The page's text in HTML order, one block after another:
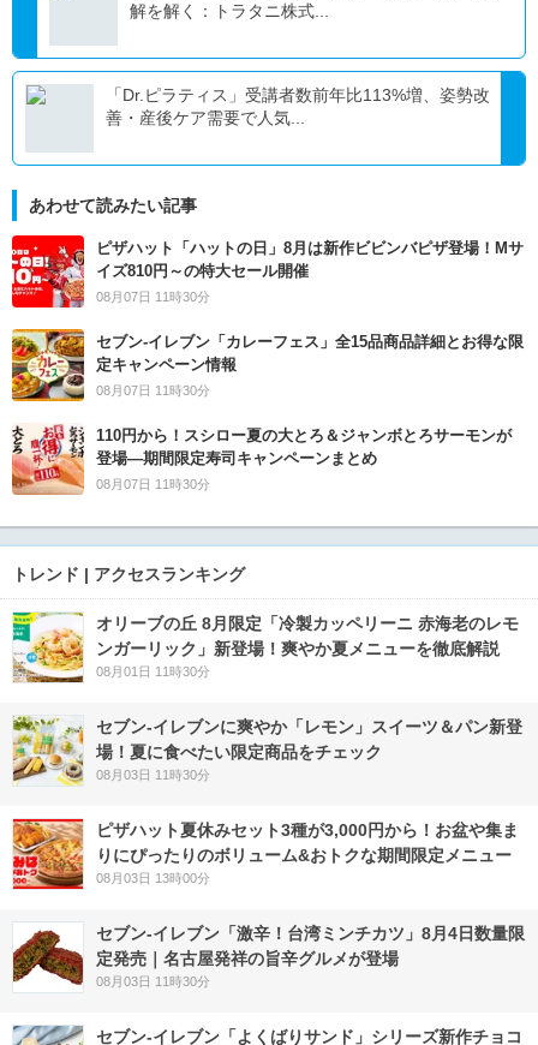
解を解く：トラタニ株式...
「Dr.ピラティス」受講者数前年比113%増、姿勢改
善・産後ケア需要で人気...
あわせて読みたい記事
ピザハット「ハットの日」8月は新作ビビンバピザ登場！Mサ
イズ810円～の特大セール開催
08月07日 11時30分
セブン‐イレブン「カレーフェス」全15品商品詳細とお得な限
定キャンペーン情報
08月07日 11時30分
110円から！スシロー夏の大とろ＆ジャンボとろサーモンが
登場―期間限定寿司キャンペーンまとめ
08月07日 11時30分
トレンド | アクセスランキング
オリーブの丘 8月限定「冷製カッペリーニ 赤海老のレモ
ンガーリック」新登場！爽やか夏メニューを徹底解説
08月01日 11時30分
セブン‐イレブンに爽やか「レモン」スイーツ＆パン新登
場！夏に食べたい限定商品をチェック
08月03日 11時30分
ピザハット夏休みセット3種が3,000円から！お盆や集ま
りにぴったりのボリューム&おトクな期間限定メニュー
08月03日 13時00分
セブン-イレブン「激辛！台湾ミンチカツ」8月4日数量限
定発売｜名古屋発祥の旨辛グルメが登場
08月03日 11時30分
セブン‐イレブン「よくばりサンド」シリーズ新作チョコ